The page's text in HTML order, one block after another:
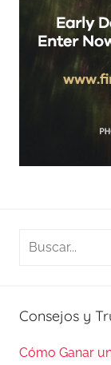
Buscar:
Consejos y
Cómo Ganar